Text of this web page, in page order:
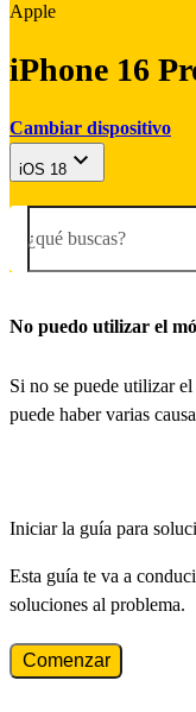
Apple
iPhone 16
Cambiar dispositivo
iOS 18
¿qué buscas?
No puedo utilizar el
Si no se puede utilizar
puede haber varias
Iniciar la guía para
Esta guía te va a
soluciones al problema.
Comenzar